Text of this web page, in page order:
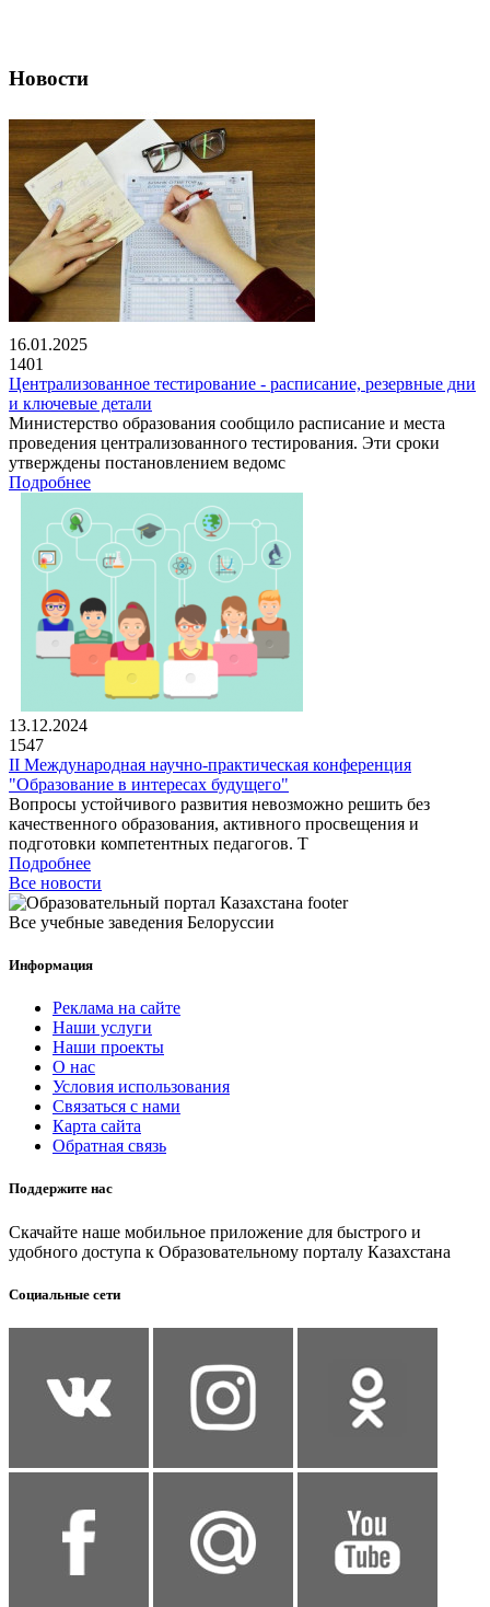
Новости
16.01.2025
1401
Централизованное тестирование - расписание, резервные дни
и ключевые детали
Министерство образования сообщило расписание и места
проведения централизованного тестирования. Эти сроки
утверждены постановлением ведомс
Подробнее
13.12.2024
1547
II Международная научно-практическая конференция
"Образование в интересах будущего"
Вопросы устойчивого развития невозможно решить без
качественного образования, активного просвещения и
подготовки компетентных педагогов. Т
Подробнее
Все новости
Все учебные заведения Белоруссии
Информация
Реклама на сайте
Наши услуги
Наши проекты
О нас
Условия использования
Связаться с нами
Карта сайта
Обратная связь
Поддержите нас
Скачайте наше мобильное приложение для быстрого и
удобного доступа к Образовательному порталу Казахстана
Социальные сети